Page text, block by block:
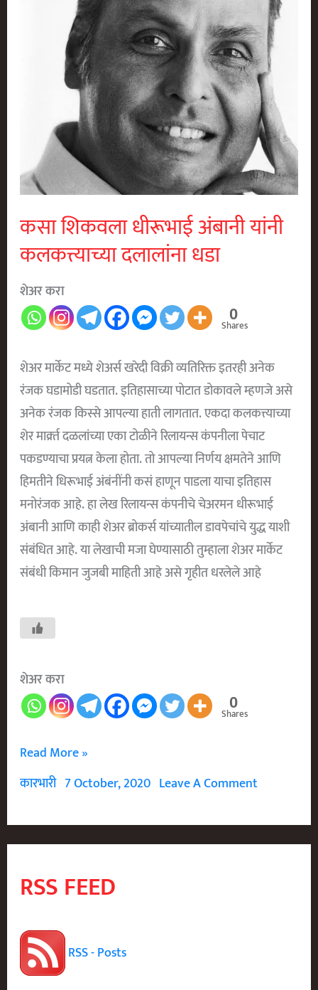
कसा शिकवला धीरूभाई अंबानी यांनी
कलकत्त्याच्या दलालांना धडा
शेअर करा
0
Shares
शेअर मार्केट मध्ये शेअर्स खरेदी विक्री व्यतिरिक्त इतरही अनेक
रंजक घडामोडी घडतात. इतिहासाच्या पोटात डोकावले म्हणजे असे
अनेक रंजक किस्से आपल्या हाती लागतात. एकदा कलकत्त्याच्या
शेर मार्क्र्त दळलांच्या एका टोळीने रिलायन्स कंपनीला पेचाट
पकडण्याचा प्रयत्न केला होता. तो आपल्या निर्णय क्षमतेने आणि
हिमतीने धिरूभाई अंबंनींनी कसं हाणून पाडला याचा इतिहास
मनोरंजक आहे. हा लेख रिलायन्स कंपनीचे चेअरमन धीरूभाई
अंबानी आणि काही शेअर ब्रोकर्स यांच्यातील डावपेचांचे युद्ध याशी
संबंधित आहे. या लेखाची मजा घेण्यासाठी तुम्हाला शेअर मार्केट
संबंधी किमान जुजबी माहिती आहे असे गृहीत धरलेले आहे
शेअर करा
0
Shares
कसा
शिकवला
अंबानी
यांनी
दलालांना
Read More »
कारभारी 7 October, 2020 Leave A Comment
RSS FEED
RSS - Posts